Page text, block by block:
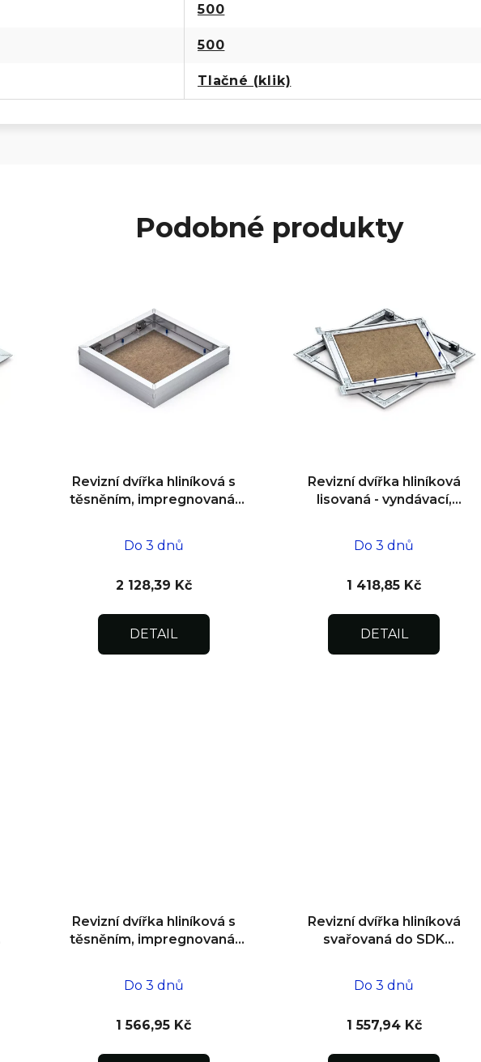
500
500
Tlačné (klik)
Podobné produkty
Revizní dvířka hliníková s
těsněním, impregnovaná,
Do 3 dnů
2 128,39 Kč
DETAIL
Revizní dvířka hliníková
lisovaná - vyndávací,
Do 3 dnů
1 418,85 Kč
DETAIL
Revizní dvířka hliníková s
těsněním, impregnovaná,
Do 3 dnů
1 566,95 Kč
Revizní dvířka hliníková
svařovaná do SDK
Do 3 dnů
1 557,94 Kč